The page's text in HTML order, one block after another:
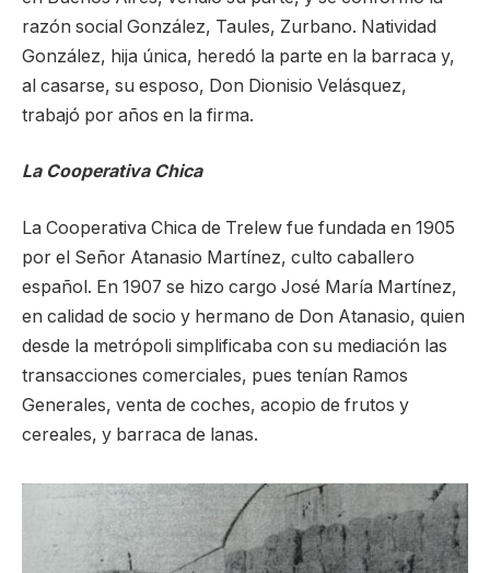
razón social González, Taules, Zurbano. Natividad
González, hija única, heredó la parte en la barraca y,
al casarse, su esposo, Don Dionisio Velásquez,
trabajó por años en la firma.
La Cooperativa Chica
La Cooperativa Chica de Trelew fue fundada en 1905
por el Señor Atanasio Martínez, culto caballero
español. En 1907 se hizo cargo José María Martínez,
en calidad de socio y hermano de Don Atanasio, quien
desde la metrópoli simplificaba con su mediación las
transacciones comerciales, pues tenían Ramos
Generales, venta de coches, acopio de frutos y
cereales, y barraca de lanas.